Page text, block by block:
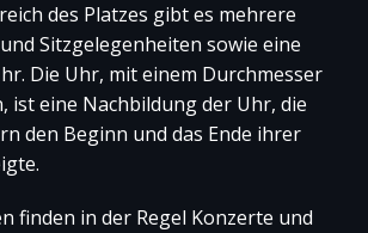
des Platzes gibt es mehrere
Sitzgelegenheiten sowie eine
Die Uhr, mit einem Durchmesser
ist eine Nachbildung der Uhr, die
den Beginn und das Ende ihrer
finden in der Regel Konzerte und